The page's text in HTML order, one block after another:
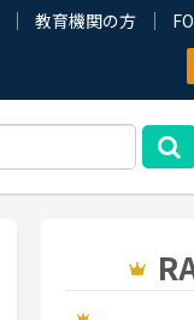
教育機関の方